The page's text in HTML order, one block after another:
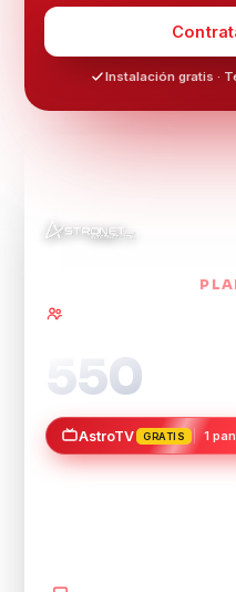
Instalación gratis ·
550
AstroTV GRATIS 1
80